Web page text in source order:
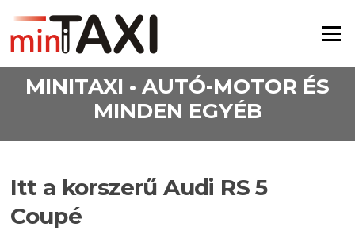
Menü
MINITAXI • AUTÓ-MOTOR ÉS
MINDEN EGYÉB
Itt a korszerű Audi RS 5
Coupé